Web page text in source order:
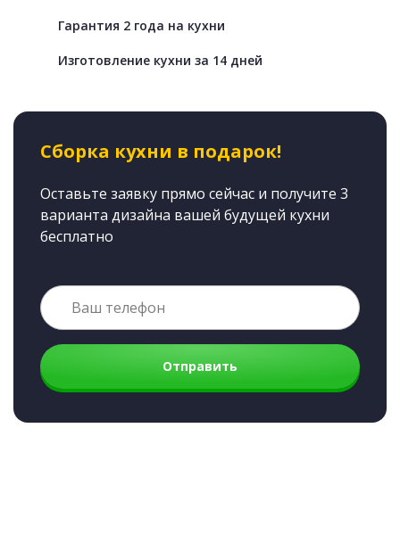
Гарантия 2 года на кухни
Изготовление кухни за 14 дней
Сборка кухни в подарок!
Оставьте заявку прямо сейчас и получите 3
варианта дизайна вашей будущей кухни
бесплатно
Отправить